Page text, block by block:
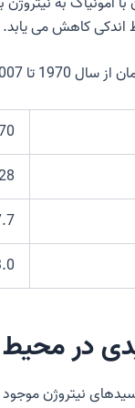
اندکی کاهش می یابد.
به میلیون تن
در